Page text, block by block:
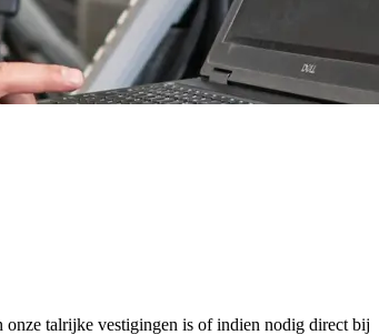
onze talrijke vestigingen is of indien nodig direct bij